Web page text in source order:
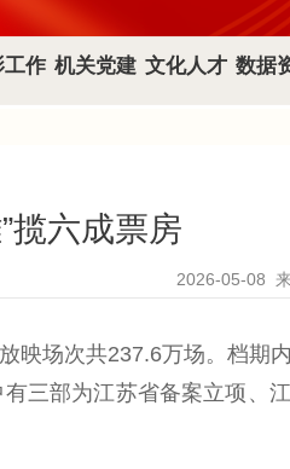
工作 机关党建 文化人才 数据
揽六成票房
2026-05-08
场次共237.6万场。档期
三部为江苏省备案立项、